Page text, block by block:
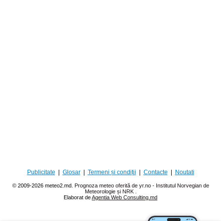
Publicitate Glosar| Termeni și condiții Contacte Noutati
© 2009-2026 meteo2.md. Prognoza meteo oferită de yr.no - Institutul Norvegian de
Meteorologie și NRK .
Elaborat deAgentia Web Consulting.md